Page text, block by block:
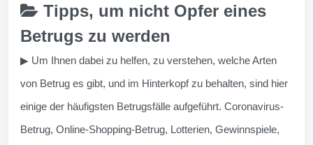
Tipps, um nicht Opfer eines
Betrugs zu werden
▶ Um Ihnen dabei zu helfen, zu verstehen, welche Arten
von Betrug es gibt, und im Hinterkopf zu behalten, sind hier
einige der häufigsten Betrugsfälle aufgeführt. Coronavirus-
Betrug, Online-Shopping-Betrug, Lotterien, Gewinnspiele,